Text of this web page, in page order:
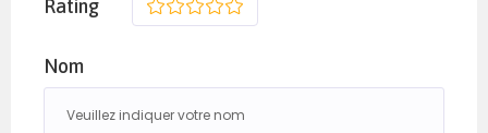
Rating 5
4
3
2
Nom